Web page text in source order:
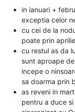
in ianuari +
exceptia celor
cu cei de la
poate prin
cu restul as da
sunt aproape
incepe o
sa doarma prin
as reveni in
pentru a duce